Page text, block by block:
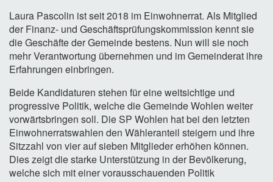
Laura Pascolin ist seit 2018 im Einwohnerrat. Als Mitglied
der Finanz- und Geschäftsprüfungskommission kennt sie
die Geschäfte der Gemeinde bestens. Nun will sie noch
mehr Verantwortung übernehmen und im Gemeinderat ihre
Erfahrungen einbringen.
Beide Kandidaturen stehen für eine weitsichtige und
progressive Politik, welche die Gemeinde Wohlen weiter
vorwärtsbringen soll. Die SP Wohlen hat bei den letzten
Einwohnerratswahlen den Wähleranteil steigern und ihre
Sitzzahl von vier auf sieben Mitglieder erhöhen können.
Dies zeigt die starke Unterstützung in der Bevölkerung,
welche sich mit einer vorausschauenden Politik